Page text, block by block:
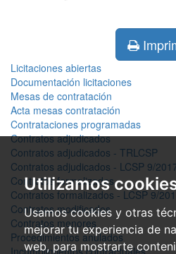
Utilizamos
Usamos cookies y otras
mejorar tu experiencia de
web, para mostrarte
Licitaciones abiertas
Documentación licitaciones
Mesas de contratación
Acta mesas contratación
Contrataciones programadas
Contratos adjudicados
Contratos adjudicados - TRLCSP
Contratos adjudicados - LCSP 9/
Contratos formalizados
Contratos formalizados - LCSP 9/
Contratos modificados
Contratos menores
Procedimientos anulados
Incumplimientos contractuales